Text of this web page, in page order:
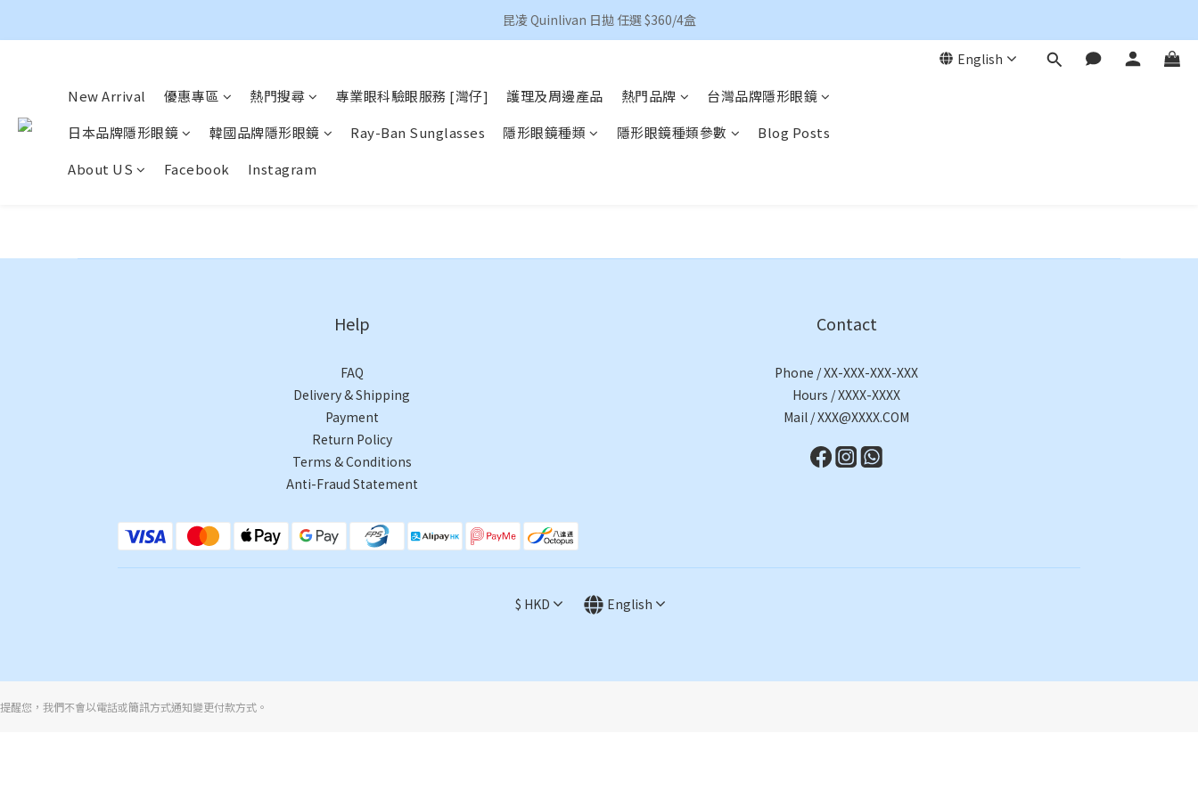
香港地區買滿HKD 500(澳門HKD 600)順豐包郵
昆凌 Quinlivan 日拋 任選 $360/4盒
English
New Arrival 優惠專區 熱門搜尋 專業眼科驗眼服務 [灣仔] 護理及周邊產品 熱門品牌
台灣品牌隱形眼鏡
日本品牌隱形眼鏡
韓國品牌隱形眼鏡 Ray-Ban Sunglasses 隱形眼鏡種類 隱形眼鏡種類參數
Blog Posts
About US
Facebook Instagram
Help
FAQ
Delivery & Shipping
Payment
Return Policy
Terms & Conditions
Anti-Fraud Statement
Contact
Phone / XX-XXX-XXX-XXX
Hours / XXXX-XXXX
Mail / XXX@XXXX.COM
$ HKD English
提醒您，我們不會以電話或簡訊方式通知變更付款方式。